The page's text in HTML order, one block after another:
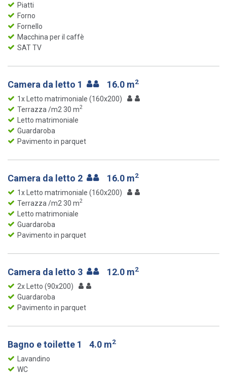
Piatti
Forno
Fornello
Macchina per il caffè
SAT TV
Camera da letto 1 16.0 m2
1x Letto matrimoniale (160x200)
Terrazza /m2 30 m2
Letto matrimoniale
Guardaroba
Pavimento in parquet
Camera da letto 2 16.0 m2
1x Letto matrimoniale (160x200)
Terrazza /m2 30 m2
Letto matrimoniale
Guardaroba
Pavimento in parquet
Camera da letto 3 12.0 m2
2x Letto (90x200)
Guardaroba
Pavimento in parquet
Bagno e toilette 1 4.0 m2
Lavandino
WC